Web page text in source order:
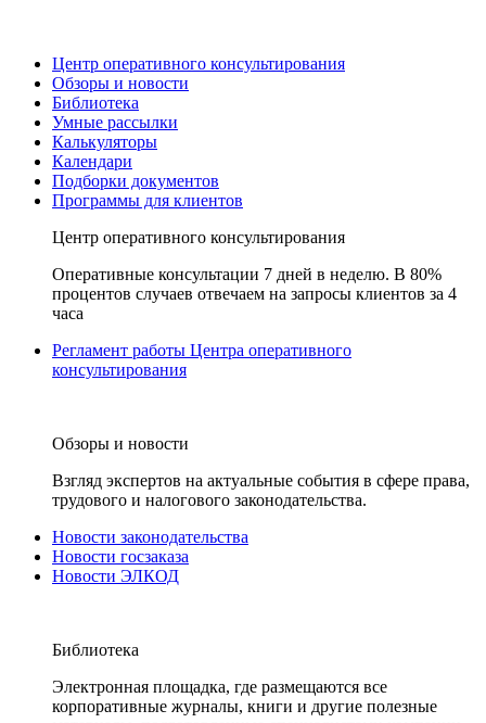
Центр оперативного консультирования
Обзоры и новости
Библиотека
Умные рассылки
Калькуляторы
Календари
Подборки документов
Программы для клиентов
Центр оперативного консультирования
Оперативные консультации 7 дней в неделю. В 80%
процентов случаев отвечаем на запросы клиентов за 4
часа
Регламент работы Центра оперативного
консультирования
Обзоры и новости
Взгляд экспертов на актуальные события в сфере права,
трудового и налогового законодательства.
Новости законодательства
Новости госзаказа
Новости ЭЛКОД
Библиотека
Электронная площадка, где размещаются все
корпоративные журналы, книги и другие полезные